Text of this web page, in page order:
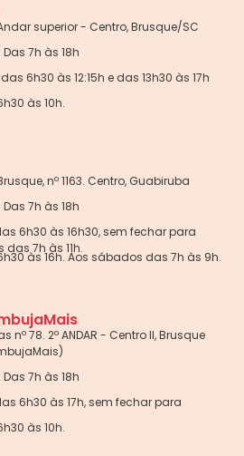
superior - Centro, Brusque/SC
7h às 18h
6h30 às 12:15h e das 13h30 às 17h
às 10h.
nº 1163. Centro, Guabiruba
7h às 18h
6h30 às 16h30, sem fechar para
7h às 11h.
às 16h. Aos sábados das 7h às 9h.
nº 78. 2º ANDAR - Centro II, Brusque
7h às 18h
6h30 às 17h, sem fechar para
às 10h.